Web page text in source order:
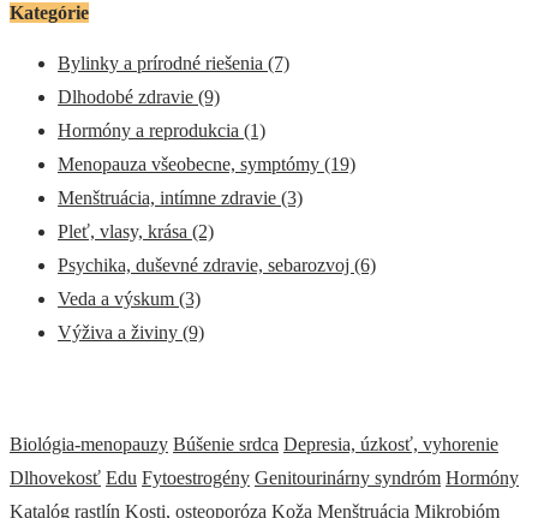
Kategórie
Bylinky a prírodné riešenia (7)
Dlhodobé zdravie (9)
Hormóny a reprodukcia (1)
Menopauza všeobecne, symptómy (19)
Menštruácia, intímne zdravie (3)
Pleť, vlasy, krása (2)
Psychika, duševné zdravie, sebarozvoj (6)
Veda a výskum (3)
Výživa a živiny (9)
Biológia-menopauzy Búšenie srdca Depresia, úzkosť, vyhorenie
Dlhovekosť Edu Fytoestrogény Genitourinárny syndróm Hormóny
Katalóg rastlín Kosti, osteoporóza Koža Menštruácia Mikrobióm